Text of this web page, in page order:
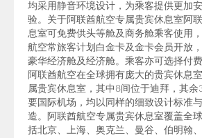
均采用静音环境设计，为乘客提供更加
验。关于阿联酋航空专属贵宾休息室阿
息室可免费供头等舱及商务舱乘客使用
航空常旅客计划白金卡及金卡会员开放
豪华经济舱及经济舱。乘客亦可选择付
阿联酋航空在全球拥有庞大的贵宾休息
属贵宾休息室，其中8间位于迪拜，其余
要国际机场，均以同样的细致设计标准
造。阿联酋航空专属贵宾休息室覆盖全
括北京、上海、奥克兰、曼谷、伯明翰